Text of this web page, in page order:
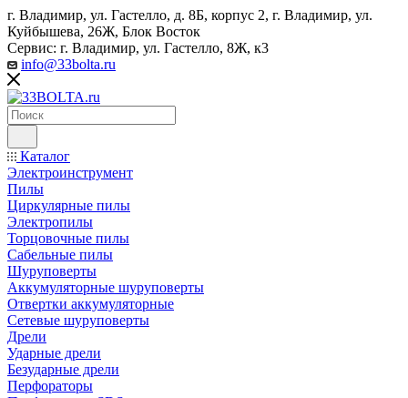
г. Владимир, ул. Гастелло, д. 8Б, корпус 2, г. Владимир, ул. ​
Куйбышева, 26Ж, Блок Восток
Сервис: г. Владимир, ул. Гастелло, 8Ж, к3
info@33bolta.ru
Каталог
Электроинструмент
Пилы
Циркулярные пилы
Электропилы
Торцовочные пилы
Сабельные пилы
Шуруповерты
Аккумуляторные шуруповерты
Отвертки аккумуляторные
Сетевые шуруповерты
Дрели
Ударные дрели
Безударные дрели
Перфораторы